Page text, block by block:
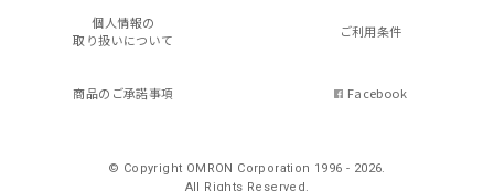
個人情報の
取り扱いについて
ご利用条件
商品のご承諾事項 Facebook
© Copyright OMRON Corporation 1996 - 2026.
All Rights Reserved.